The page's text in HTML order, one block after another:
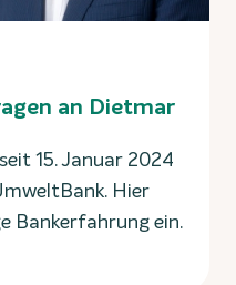
an Dietmar
15. Januar 2024
Hier
Bankerfahrung ein.